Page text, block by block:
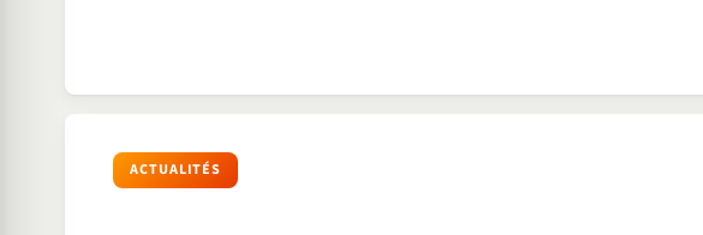
ACTUALITÉS